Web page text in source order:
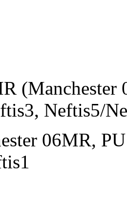
(Manchester
Neftis5/
06MR,